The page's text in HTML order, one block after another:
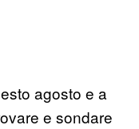
agosto e a
e sondare